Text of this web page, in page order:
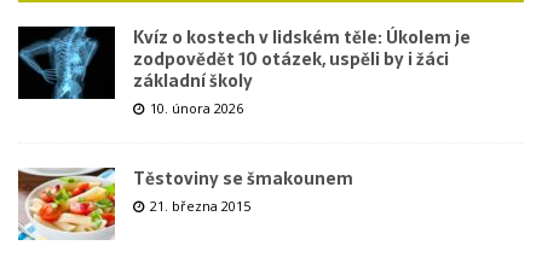
Kvíz o kostech v lidském těle: Úkolem je
zodpovědět 10 otázek, uspěli by i žáci
základní školy
10. února 2026
Těstoviny se šmakounem
21. března 2015